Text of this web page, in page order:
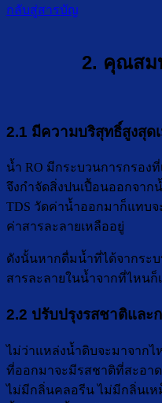
กลับสู่สารบัญ
2. คุณสม
2.1 มีความบริสุทธิ์สูงสุด
น้ำ RO มีกระบวนการกรอง
จึงกำจัดสิ่งปนเปื้อนออกจากน้
TDS วัดค่าน้ำออกมาก็แทบจ
ค่าสารละลายเหลืออยู่
ดังนั้นหากดื่มน้ำที่ได้จากระบ
สารละลายในน้ำจากที่ไหนก็
2.2 ปรับปรุงรสชาติและ
ไม่ว่าแหล่งน้ำดิบจะมาจากไ
ที่ออกมาจะมีรสชาติที่สะอา
ไม่มีกลิ่นคลอรีน ไม่มีกลิ่นเห